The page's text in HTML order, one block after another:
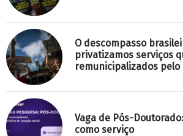
O descompasso
privatizamos serviços
remunicipalizados pelo
Vaga de Pós-
como serviço